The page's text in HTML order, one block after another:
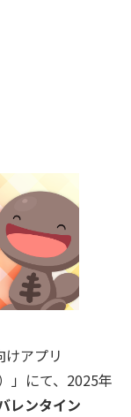
アプリ
」にて、2025年
レンタイン